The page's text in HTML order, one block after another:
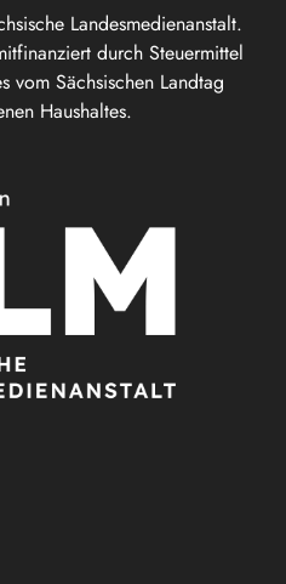
Landesmedienanstalt.
durch Steuermittel
vom Sächsischen Landtag
Haushaltes.